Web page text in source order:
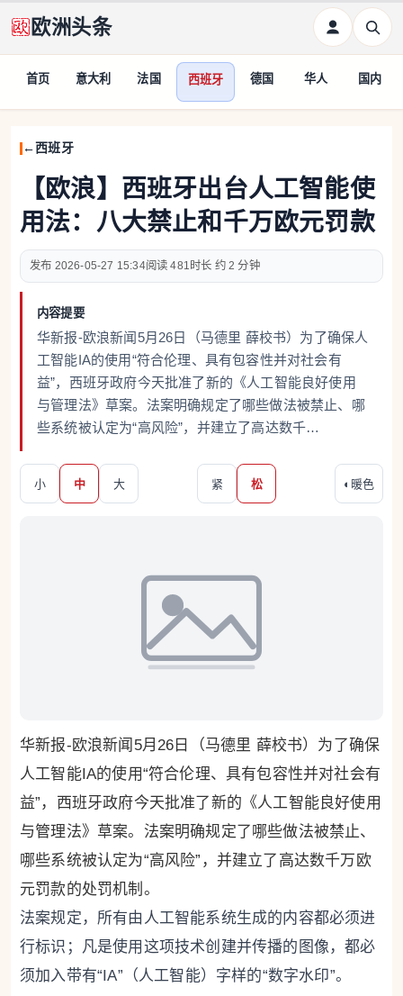
欧洲头条
首页 意大利 法国 西班牙 德国 华人 国内
西班牙
【欧浪】西班牙出台人工智能使
用法：八大禁止和千万欧元罚款
2026-05-27 15:34 481 约 2 分钟
内容提要
华新报-欧浪新闻5月26日（马德里 薛校书）为了确保人
工智能IA的使用“符合伦理、具有包容性并对社会有
益”，西班牙政府今天批准了新的《人工智能良好使用
与管理法》草案。法案明确规定了哪些做法被禁止、哪
些系统被认定为“高风险”，并建立了高达数千…
小 中 大 紧 松 ◐ 暖色
华新报-欧浪新闻5月26日（马德里 薛校书）为了确保
人工智能IA的使用“符合伦理、具有包容性并对社会有
益”，西班牙政府今天批准了新的《人工智能良好使用
与管理法》草案。法案明确规定了哪些做法被禁止、
哪些系统被认定为“高风险”，并建立了高达数千万欧
元罚款的处罚机制。
法案规定，所有由人工智能系统生成的内容都必须进
行标识；凡是使用这项技术创建并传播的图像，都必
须加入带有“IA”（人工智能）字样的“数字水印”。